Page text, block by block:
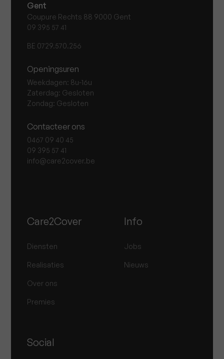
Gent
Coupure Rechts 88 9000 Gent
09 395 57 41
BE 0729.570.256
Openingsuren
Weekdagen: 8u-16u
Zaterdag: Gesloten
Zondag: Gesloten
Contacteer ons
0467 09 40 45
09 395 57 41
info@care2cover.be
Care2Cover
Diensten
Realisaties
Over ons
Premies
Info
Jobs
Nieuws
Social